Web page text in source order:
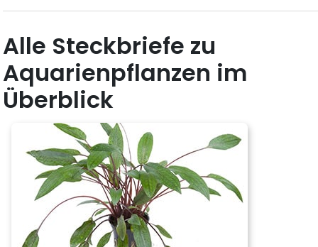
Alle Steckbriefe zu
Aquarienpflanzen im
Überblick